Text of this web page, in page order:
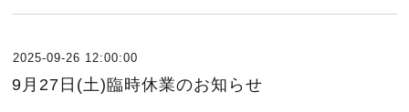
2025-09-26 12:00:00
9月27日(土)臨時休業のお知らせ